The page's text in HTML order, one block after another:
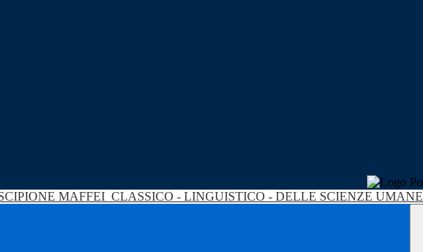
MAFFEI CLASSICO - LINGUISTICO - DELLE SCIENZE UMANE